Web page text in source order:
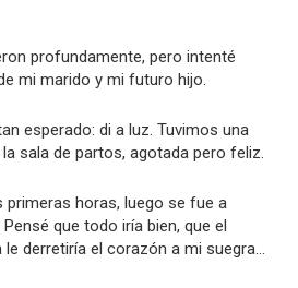
profundamente, pero intenté
mi marido y mi futuro hijo.
esperado: di a luz. Tuvimos una
sala de partos, agotada pero feliz.
primeras horas, luego se fue a
que todo iría bien, que el
derretiría el corazón a mi suegra…